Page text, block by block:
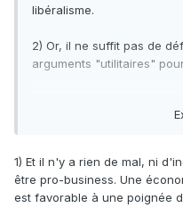
libéralisme.
2) Or, il ne suffit pas de
arguments "utilitaires"
pourrait pas être assez
1) Et il n'y a rien de mal, ni
être pro-business. Une
est favorable à une poignée